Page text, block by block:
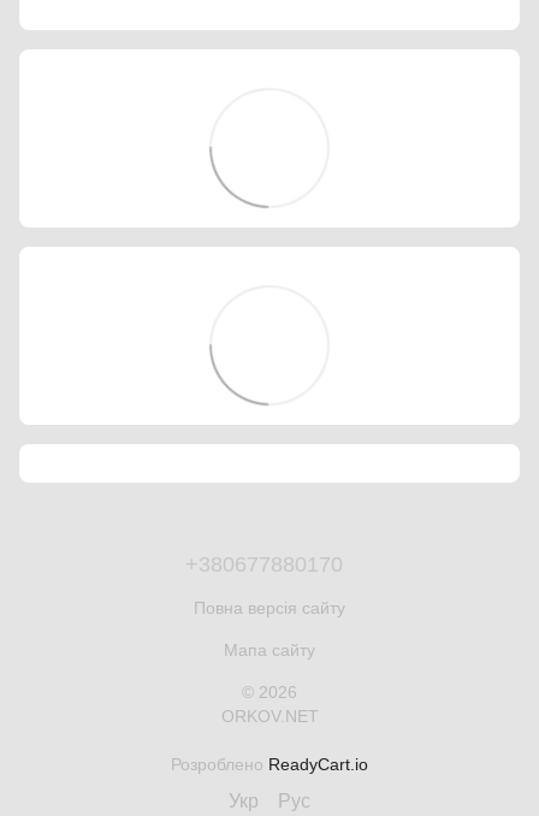
+380677880170
Повна версія сайту
Мапа сайту
© 2026
ORKOV.NET
Розроблено ReadyCart.io
Укр Рус